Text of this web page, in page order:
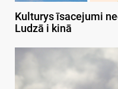
Kulturys īsacejumi
Ludzā i kinā